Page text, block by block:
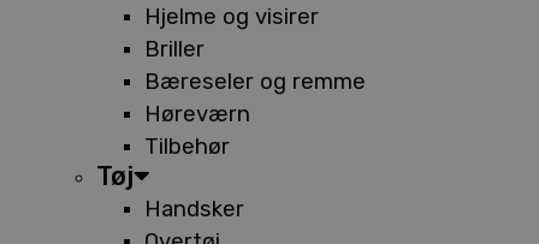
Hjelme og visirer
Briller
Bæreseler og remme
Høreværn
Tilbehør
Tøj
Handsker